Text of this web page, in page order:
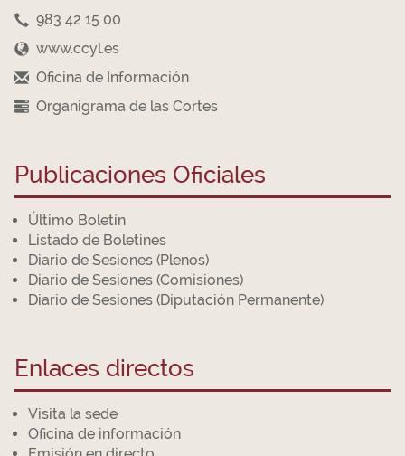
983 42 15 00
www.ccyl.es
Oficina de Información
Organigrama de las Cortes
Publicaciones Oficiales
Último Boletín
Listado de Boletines
Diario de Sesiones (Plenos)
Diario de Sesiones (Comisiones)
Diario de Sesiones (Diputación Permanente)
Enlaces directos
Visita la sede
Oficina de información